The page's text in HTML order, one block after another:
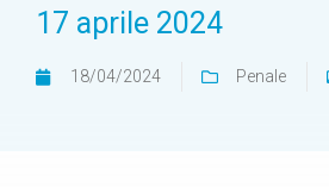
17 aprile 2024
18/04/2024 Penale